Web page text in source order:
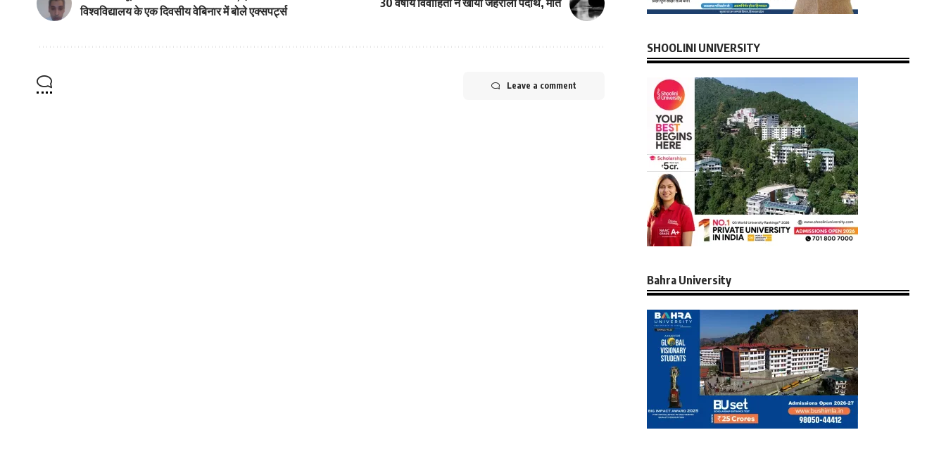
विश्वविद्यालय के एक दिवसीय वेबिनार में बोले एक्सपर्ट्स
30 वर्षीय विवाहिता ने खाया जहरीला पदार्थ, मौत
Leave a comment
SHOOLINI UNIVERSITY
Bahra University